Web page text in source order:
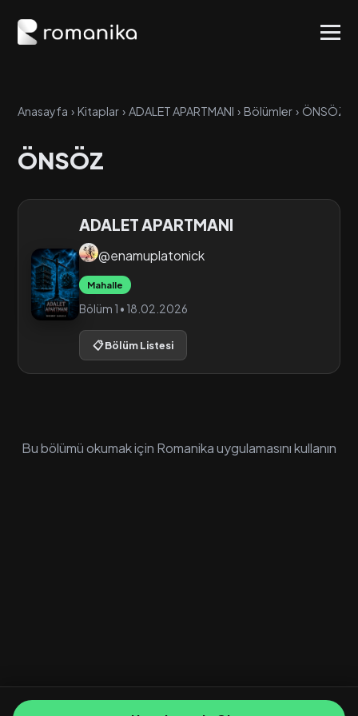
Anasayfa › Kitaplar › ADALET APARTMANI › Bölümler › ÖNSÖZ
ÖNSÖZ
ADALET APARTMANI
@enamuplatonick
Mahalle
Bölüm 1 • 18.02.2026
📋 Bölüm Listesi
Bu bölümü okumak için Romanika uygulamasını kullanın